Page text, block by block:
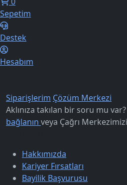
Sepetim
Destek
Hesabım
Siparişlerim Çözüm Merkezi
Aklınıza takılan bir soru mu var?
bağlanın veya Çağrı
Hakkımızda
Kariyer Fırsatları
Bayilik Başvurusu